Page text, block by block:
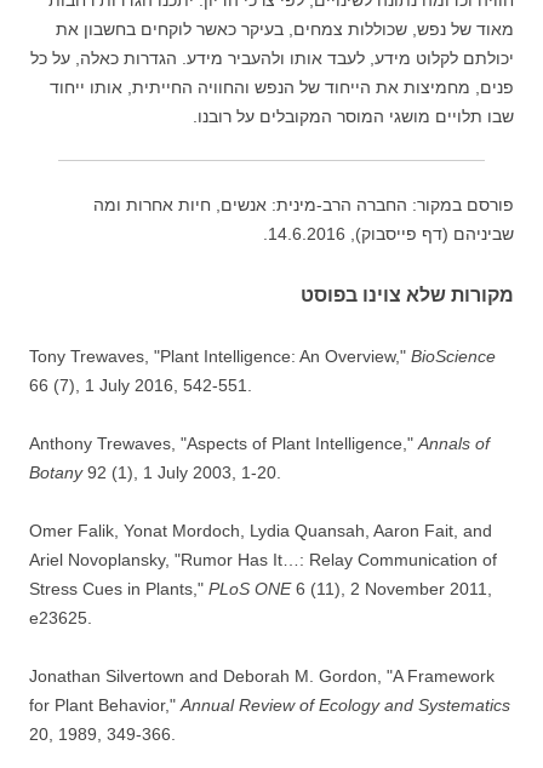
מאוד של נפש, שכוללות צמחים, בעיקר כאשר לוקחים בחשבון את
יכולתם לקלוט מידע, לעבד אותו ולהעביר מידע. הגדרות כאלה, על כל
פנים, מחמיצות את הייחוד של הנפש והחוויה החייתית, אותו ייחוד
שבו תלויים מושגי המוסר המקובלים על רובנו.
פורסם במקור: החברה הרב-מינית: אנשים, חיות אחרות ומה
שביניהם (דף פייסבוק), 14.6.2016.
מקורות שלא צוינו בפוסט
Tony Trewaves, "Plant Intelligence: An Overview," BioScience
66 (7), 1 July 2016, 542-551.
Anthony Trewaves, "Aspects of Plant Intelligence,"Annals of
Botany92 (1), 1 July 2003, 1-20.
Omer Falik, Yonat Mordoch, Lydia Quansah, Aaron Fait, and
Ariel Novoplansky, "Rumor Has It…: Relay Communication of
Stress Cues in Plants," PLoS ONE6 (11), 2 November 2011,
e23625.
Jonathan Silvertown and Deborah M. Gordon, "A Framework
for Plant Behavior,"Annual Review of Ecology and Systematics
20, 1989, 349-366.